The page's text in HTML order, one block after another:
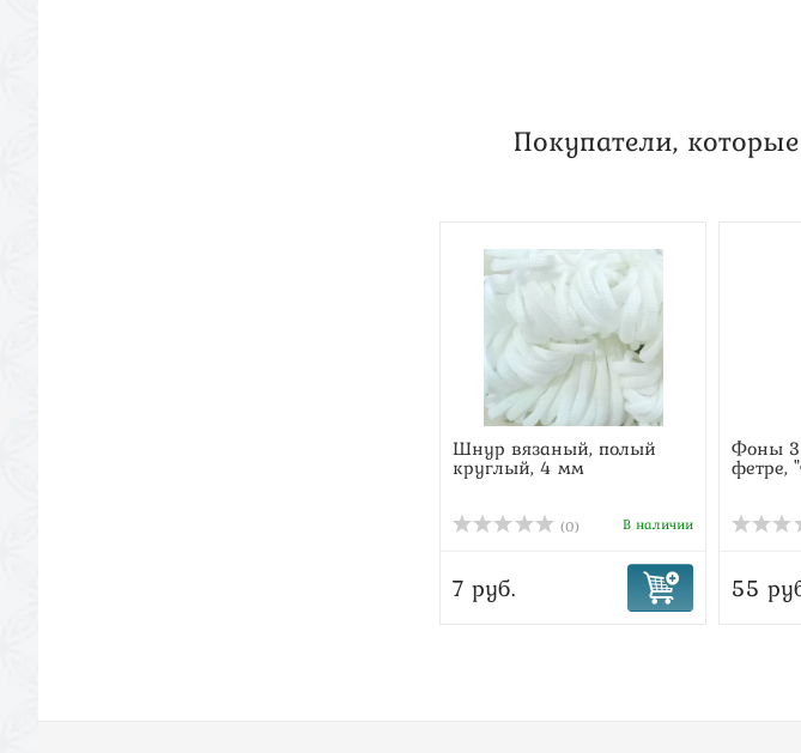
Покупатели,
Шнур вязаный, полый
круглый, 4 мм
(0) В наличии
7 руб.
Фоны
фетре,
55